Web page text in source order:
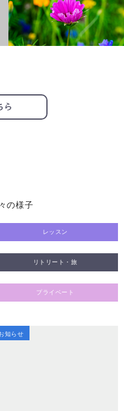
ら
の様子
レッスン
リトリート・旅
プライベート
知らせ